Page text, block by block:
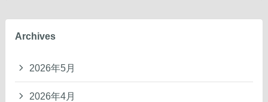
Archives
2026年5月
2026年4月